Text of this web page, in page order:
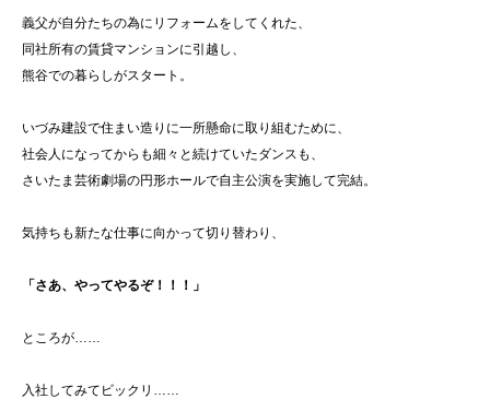
義父が自分たちの為にリフォームをしてくれた、
同社所有の賃貸マンションに引越し、
熊谷での暮らしがスタート。
いづみ建設で住まい造りに一所懸命に取り組むために、
社会人になってからも細々と続けていたダンスも、
さいたま芸術劇場の円形ホールで自主公演を実施して完結。
気持ちも新たな仕事に向かって切り替わり、
「さあ、やってやるぞ！！！」
ところが……
入社してみてビックリ……